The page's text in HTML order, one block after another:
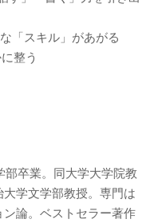
「スキル」があがる
整う
部卒業。同大学大学院教
学文学部教授。専門は
論。ベストセラー著作